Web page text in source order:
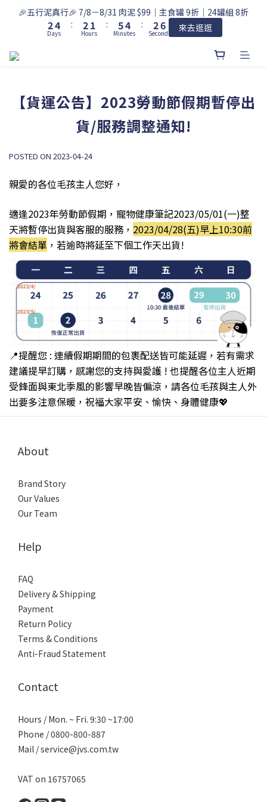
🎉五行泥真行🎉 7/8－8/31 肉泥 $99｜主食罐 9折｜24罐組 8折
3
2
1
5
4
3
Days
:
3
2
1
2
1
0
Hours
:
6
5
4
5
4
3
Minutes
:
3
2
1
7
6
5
0
Seconds 來去逛逛
【貨運公告】2023勞動節假期暫停出
貨/服務調整通知!
POSTED ON 2023-04-24
親愛的各位毛孩主人您好，
適逢2023年勞動節假期，寵物健康筆記2023/05/01(一)整
天將暫停出貨與客服的服務 ， 2023/04/28(五)早上10:30前
將會結單 ，若逾時將延至下個工作天出貨!
📍提醒您 : 連續假期期間的包裹配送皆可能延遲 ，若有需求
建議提早訂購 ，感謝您的支持與愛護 ! 也提醒各位主人近期
受鋒面與東北季風的影響早晚皆偏涼 ， 請各位毛孩與主人外
出要多注意保暖，祝福大家平安、愉快、身體健康💖
About
Brand Story
Our Values
Our Team
Help
FAQ
Delivery & Shipping
Payment
Return Policy
Terms & Conditions
Anti-Fraud Statement
Contact
Hours / Mon. ~ Fri. 9:30 ~17:00
Phone / 0800-800-887
Mail / service@jvs.com.tw
VAT on 16757065